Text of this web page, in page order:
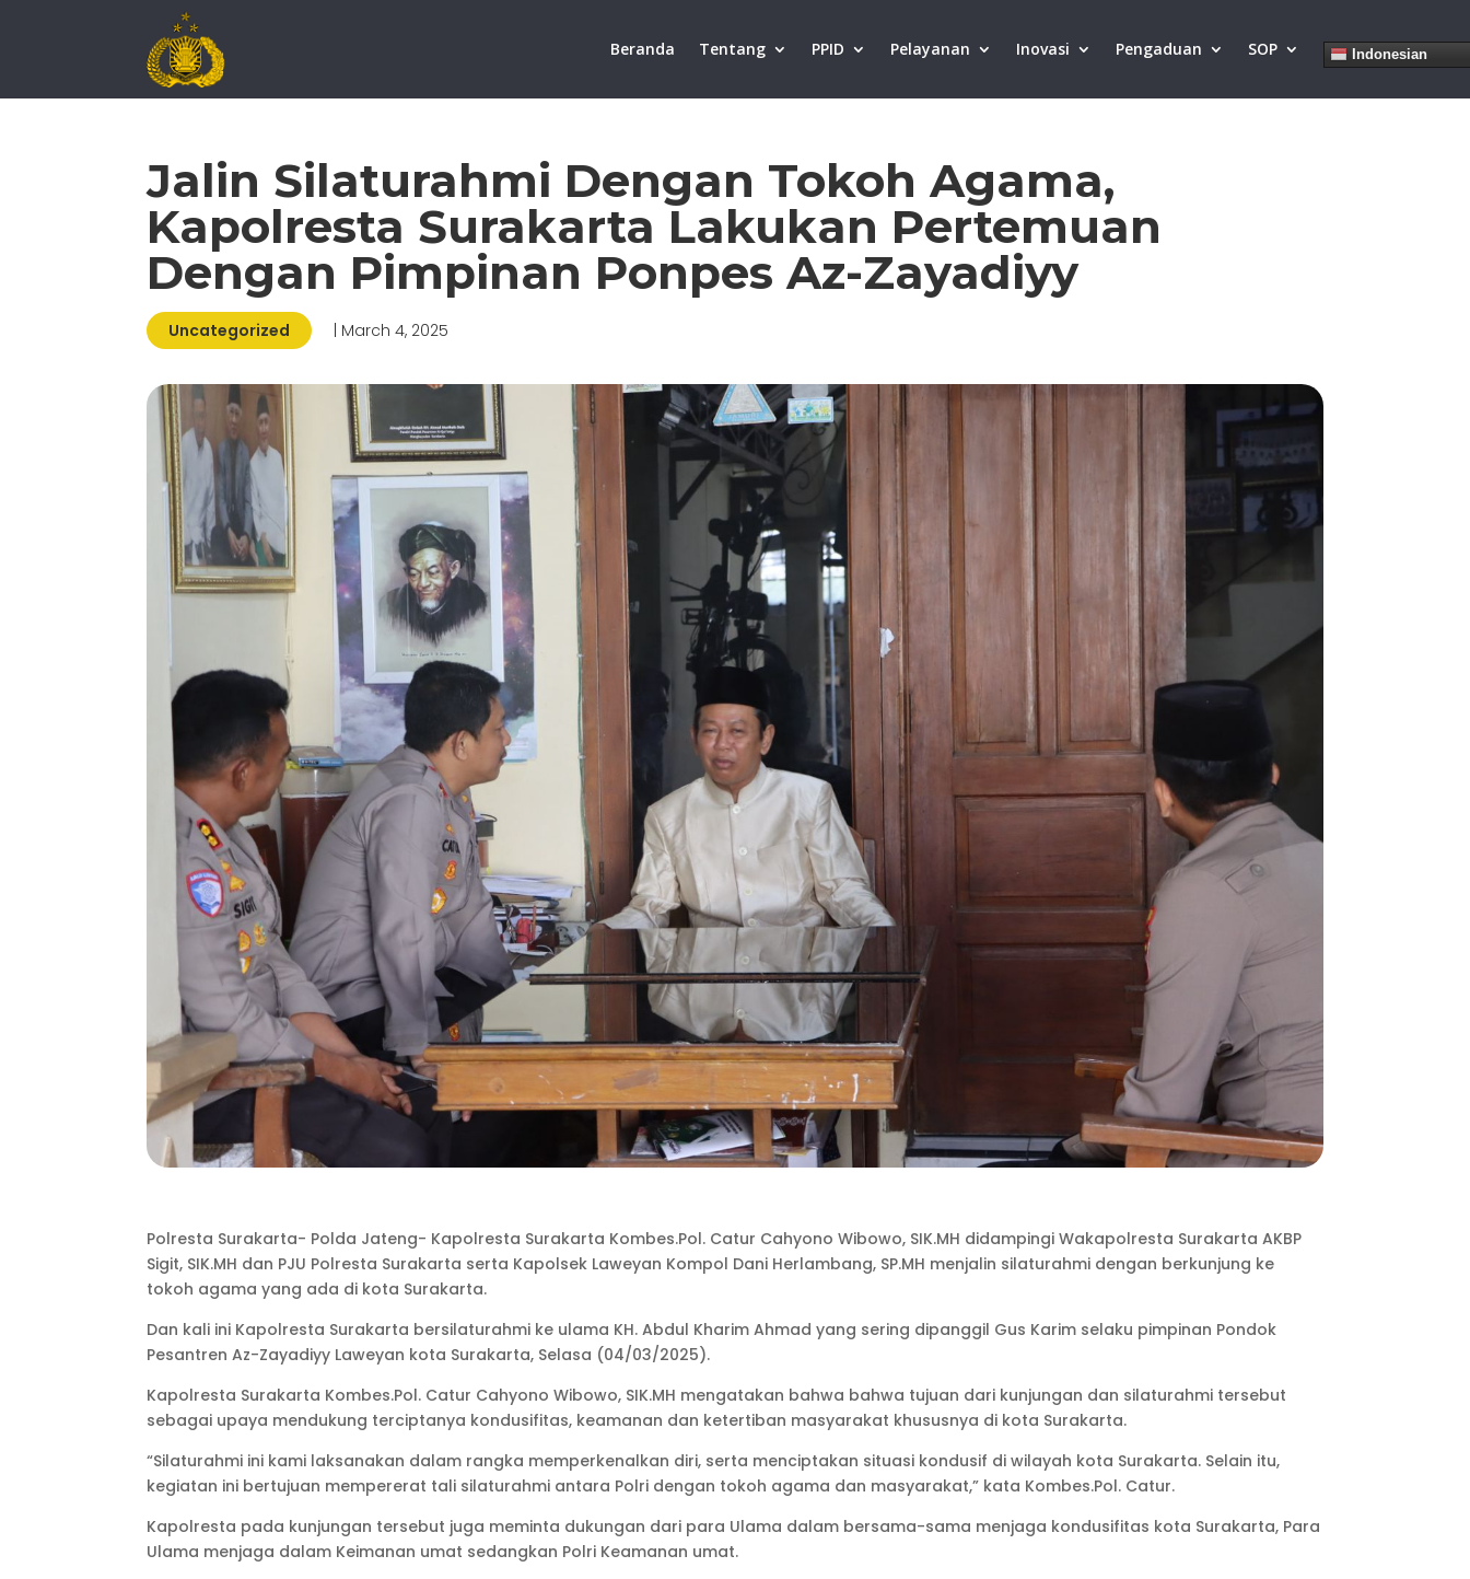
Beranda Tentang PPID Pelayanan Inovasi Pengaduan SOP Indonesian
Jalin Silaturahmi Dengan Tokoh Agama,
Kapolresta Surakarta Lakukan Pertemuan
Dengan Pimpinan Ponpes Az-Zayadiyy
Uncategorized | March 4, 2025
Polresta Surakarta- Polda Jateng- Kapolresta Surakarta Kombes.Pol. Catur Cahyono Wibowo, SIK.MH didampingi Wakapolresta Surakarta AKBP
Sigit, SIK.MH dan PJU Polresta Surakarta serta Kapolsek Laweyan Kompol Dani Herlambang, SP.MH menjalin silaturahmi dengan berkunjung ke
tokoh agama yang ada di kota Surakarta.
Dan kali ini Kapolresta Surakarta bersilaturahmi ke ulama KH. Abdul Kharim Ahmad yang sering dipanggil Gus Karim selaku pimpinan Pondok
Pesantren Az-Zayadiyy Laweyan kota Surakarta, Selasa (04/03/2025).
Kapolresta Surakarta Kombes.Pol. Catur Cahyono Wibowo, SIK.MH mengatakan bahwa bahwa tujuan dari kunjungan dan silaturahmi tersebut
sebagai upaya mendukung terciptanya kondusifitas, keamanan dan ketertiban masyarakat khususnya di kota Surakarta.
“Silaturahmi ini kami laksanakan dalam rangka memperkenalkan diri, serta menciptakan situasi kondusif di wilayah kota Surakarta. Selain itu,
kegiatan ini bertujuan mempererat tali silaturahmi antara Polri dengan tokoh agama dan masyarakat,” kata Kombes.Pol. Catur.
Kapolresta pada kunjungan tersebut juga meminta dukungan dari para Ulama dalam bersama-sama menjaga kondusifitas kota Surakarta, Para
Ulama menjaga dalam Keimanan umat sedangkan Polri Keamanan umat.